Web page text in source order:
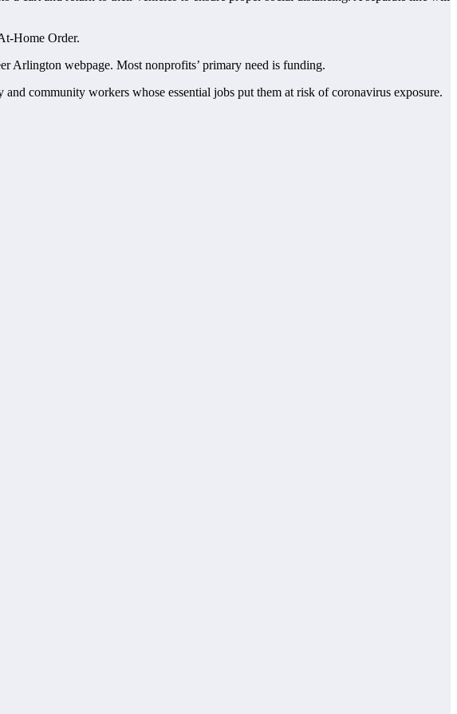
Home Order.
Arlington webpage. Most nonprofits’ primary need is funding.
community workers whose essential jobs put them at risk of coronavirus exposure.